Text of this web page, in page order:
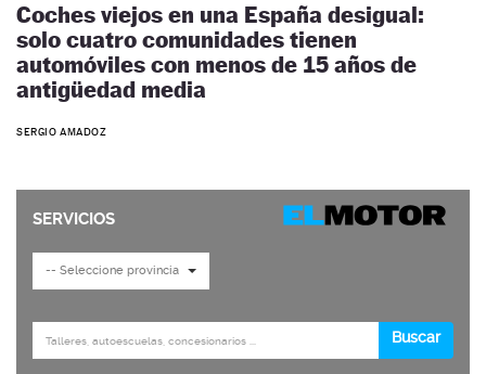
Coches viejos en una España desigual:
solo cuatro comunidades tienen
automóviles con menos de 15 años de
antigüedad media
SERGIO AMADOZ